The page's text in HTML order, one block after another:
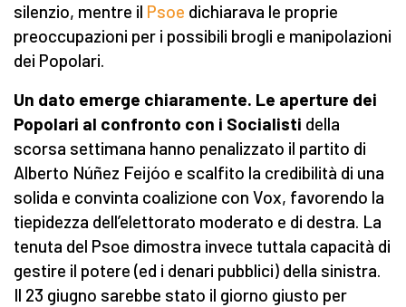
silenzio, mentre il Psoe dichiarava le proprie
preoccupazioni per i possibili brogli e manipolazioni
dei Popolari.
Un dato emerge chiaramente. Le aperture dei
Popolari al confronto con i Socialisti della
scorsa settimana hanno penalizzato il partito di
Alberto Núñez Feijóo e scalfito la credibilità di una
solida e convinta coalizione con Vox, favorendo la
tiepidezza dell’elettorato moderato e di destra. La
tenuta del Psoe dimostra invece tuttala capacità di
gestire il potere (ed i denari pubblici) della sinistra.
Il 23 giugno sarebbe stato il giorno giusto per